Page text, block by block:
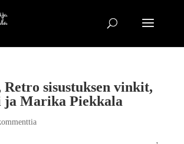
sisustuksen vinkit,
ja Marika Piekkala